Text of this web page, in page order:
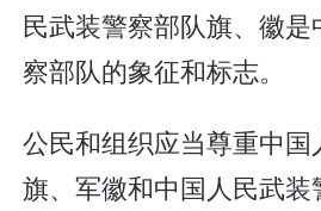
民武装警察部队旗、徽
察部队的象征和标志。
公民和组织应当尊重中国
旗、军徽和中国人民武装